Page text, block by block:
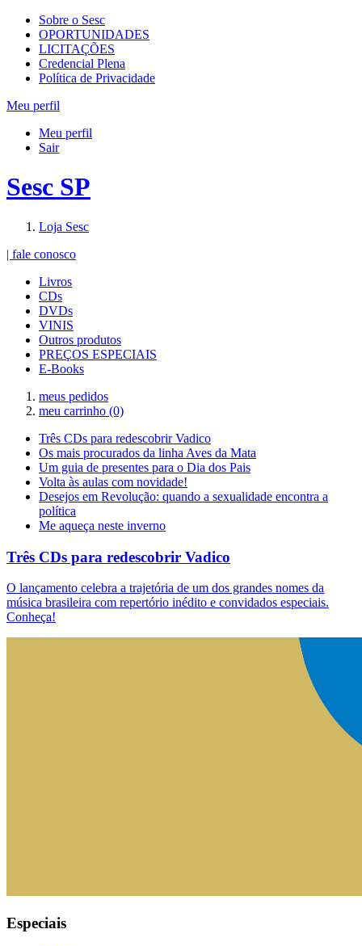
Sobre o Sesc
OPORTUNIDADES
LICITAÇÕES
Credencial Plena
Política de Privacidade
Meu perfil
Meu perfil
Sair
Sesc SP
Loja Sesc
| fale conosco
Livros
CDs
DVDs
VINIS
Outros produtos
PREÇOS ESPECIAIS
E-Books
meus pedidos
meu carrinho (0)
Três CDs para redescobrir Vadico
Os mais procurados da linha Aves da Mata
Um guia de presentes para o Dia dos Pais
Volta às aulas com novidade!
Desejos em Revolução: quando a sexualidade encontra a
política
Me aqueça neste inverno
Três CDs para redescobrir Vadico
O lançamento celebra a trajetória de um dos grandes nomes da
música brasileira com repertório inédito e convidados especiais.
Conheça!
Especiais